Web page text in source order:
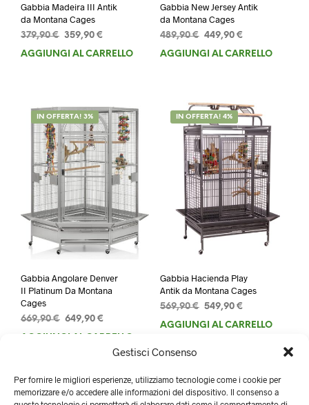
Gestisci Consenso
Per fornire le migliori esperienze, utilizziamo tecnologie come i cookie per
memorizzare e/o accedere alle informazioni del dispositivo. Il consenso a
Gabbia Madeira III Antik
da Montana Cages
379,90€ Il359,90 €
AGGIUNGI AL CARRELLO
Gabbia New Jersey Antik
da Montana Cages
489,90€ Il449,90 €Il
AGGIUNGI AL CARRELLO
IN OFFERTA! 3%
Gabbia Angolare Denver
II Platinum Da Montana
Cages
669,90€ Il
prezzo
649,90 €
prezzo
IN OFFERTA! 4%
Gabbia Hacienda Play
Antik da Montana Cages
569,90€ Il
prezzo
549,90 €Il
prezzo
549,90 €.
AGGIUNGI AL CARRELLO